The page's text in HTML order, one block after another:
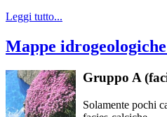
Leggi tutto...
Mappe
Gruppo A
Solamente pochi